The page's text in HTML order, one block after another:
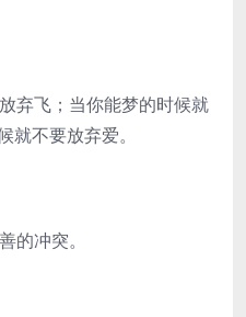
弃飞；当你能梦的时候就
不要放弃爱。
的冲突。